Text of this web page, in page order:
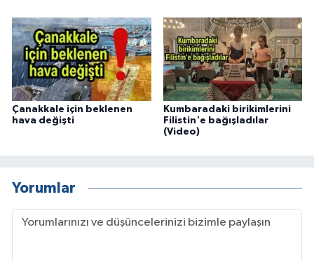
Çanakkale için beklenen
hava değişti
Kumbaradaki birikimlerini
Filistin'e bağışladılar
(Video)
Yorumlar